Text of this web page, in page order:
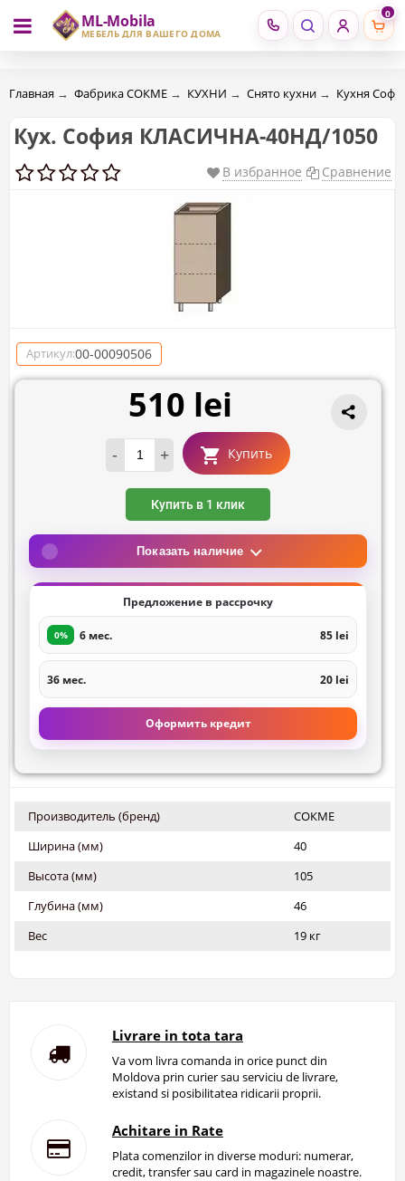
ML-Mobila
МЕБЕЛЬ ДЛЯ ВАШЕГО ДОМА
0
RU RO
Главная → Фабрика СОКМЕ → КУХНИ → Снято кухни → Кухня
Кух. София КЛАСИЧНА-40НД/1050
В избранное Сравнение
Артикул:00-00090506
510 lei
- + Купить
Купить в 1 клик
Показать наличие
Предложение в рассрочку
0% 6 мес. 85 lei
36 мес. 20 lei
Оформить кредит
Производитель (бренд)
СОКМЕ
Ширина (мм)
40
Высота (мм)
105
Глубина (мм)
46
Вес
19 кг
Livrare in tota tara
Va vom livra comanda in orice punct din
Moldova prin curier sau serviciu de livrare,
existand si posibilitatea ridicarii proprii.
Achitare in Rate
Plata comenzilor in diverse moduri: numerar,
credit, transfer sau card in magazinele noastre.